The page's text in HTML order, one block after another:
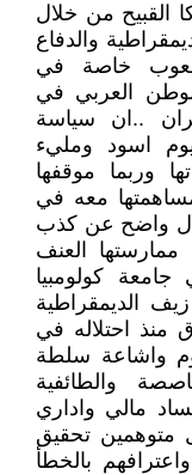
القبيح من خلال
والدفاع
خاصة في
العربي في
..ان سياسة
اسود ومليء
وربما موقفها
معه في
واضح عن كذب
العنف
كولومبيا
الديمقراطية
منذ احتلاله في
اليوم واشاعة سلطة
والطائفية
مالي واداري
متوهمين تحقيق
بالخطأ